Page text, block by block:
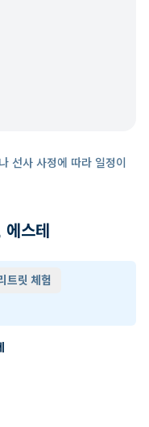
선사 사정에 따라 일정이
스테
트릿 체험